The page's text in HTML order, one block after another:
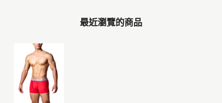
最近瀏覽的商品